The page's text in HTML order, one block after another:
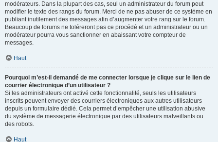
modérateurs. Dans la plupart des cas, seul un administrateur du forum peut
modifier le texte des rangs du forum. Merci de ne pas abuser de ce système en
publiant inutilement des messages afin d’augmenter votre rang sur le forum.
Beaucoup de forums ne toléreront pas ce procédé et un administrateur ou un
modérateur pourra vous sanctionner en abaissant votre compteur de
messages.
Haut
Pourquoi m’est-il demandé de me connecter lorsque je clique sur le lien de
courrier électronique d’un utilisateur ?
Si les administrateurs ont activé cette fonctionnalité, seuls les utilisateurs
inscrits peuvent envoyer des courriers électroniques aux autres utilisateurs
depuis un formulaire dédié. Cela permet d’empêcher une utilisation abusive
du système de messagerie électronique par des utilisateurs malveillants ou
des robots.
Haut